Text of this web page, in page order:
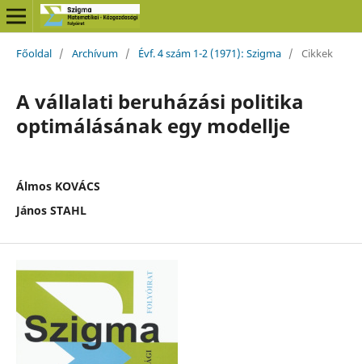
Főoldal / Archívum / Évf. 4 szám 1-2 (1971): Szigma / Cikkek
A vállalati beruházási politika
optimálásának egy modellje
Álmos KOVÁCS
János STAHL